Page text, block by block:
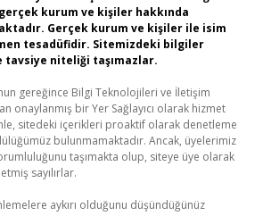
kurum ve kişiler hakkında
Gerçek kurum ve kişiler ile isim
tesadüfidir. Sitemizdeki bilgiler
niteliği taşımazlar.
gereğince Bilgi Teknolojileri ve İletişim
onaylanmış bir Yer Sağlayıcı olarak hizmet
sitedeki içerikleri proaktif olarak denetleme
bulunmamaktadır. Ancak, üyelerimiz
taşımakta olup, siteye üye olarak
sayılırlar.
aykırı olduğunu düşündüğünüz